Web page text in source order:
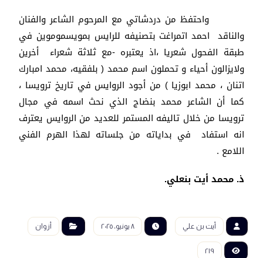
واحتفظ من دردشاتي مع المرحوم الشاعر والفنان
والناقد احمد اتمراغت بتصنيفه للرايس بمويسموموين في
طبقة الفحول شعريا ،اذ يعتبره -مع ثلاثة شعراء أخرين
ولايزالون أحياء و تحملون اسم محمد ( بلفقيه، محمد امبارك
اتنان ، محمد ابوزيا ) من أجود الروايس في تاريخ ترويسا ،
كما أن الشاعر محمد بنضاج الذي نحث اسمه في مجال
ترويسا من خلال تاليفه المستمر للعديد من الروايس يعترف
انه استفاد في بداياته من جلساته لهذا الهرم الفني
اللامع .
ذ. محمد أيت بنعلي.
أيت بن علي ٨ يونيو، ٢٠٢٥ أزوان
٢١٩